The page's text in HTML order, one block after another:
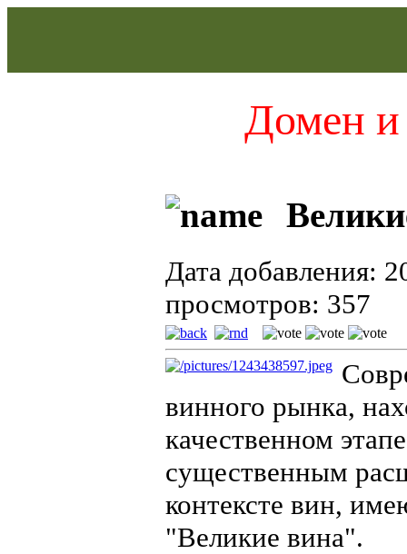
Домен и
Дата добавления:
просмотров: 357
винного рынка,
качественном
существенным
контексте вин,
"Великие вина".